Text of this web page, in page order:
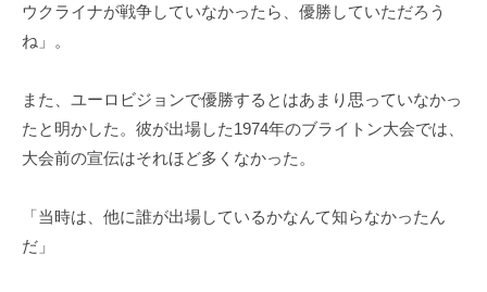
ウクライナが戦争していなかったら、優勝していただろう
ね」。
また、ユーロビジョンで優勝するとはあまり思っていなかっ
たと明かした。彼が出場した1974年のブライトン大会では、
大会前の宣伝はそれほど多くなかった。
「当時は、他に誰が出場しているかなんて知らなかったん
だ」